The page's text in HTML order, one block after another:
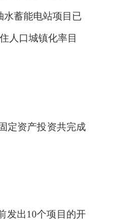
水蓄能电站项目已
人口城镇化率目
定资产投资共完成
发出10个项目的开